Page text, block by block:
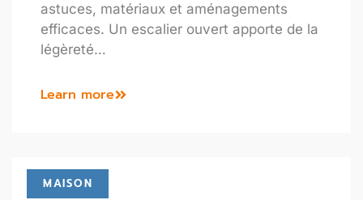
astuces, matériaux et aménagements
efficaces. Un escalier ouvert apporte de la
légèreté…
Learn more
MAISON